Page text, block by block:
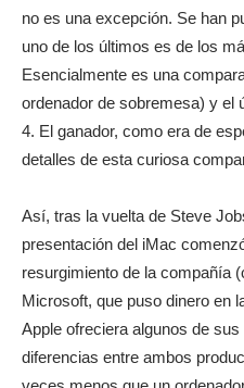
no es una excepción. Se han
uno de los últimos es de los
Esencialmente es una
ordenador de sobremesa) y el
4. El ganador, como era de
detalles de esta curiosa
Así, tras la vuelta de Steve
presentación del iMac
resurgimiento de la compañía
Microsoft, que puso dinero en
Apple ofreciera algunos de
diferencias entre ambos